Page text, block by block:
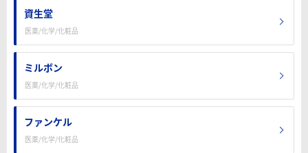
資生堂
医薬/化学/化粧品
ミルボン
医薬/化学/化粧品
ファンケル
医薬/化学/化粧品